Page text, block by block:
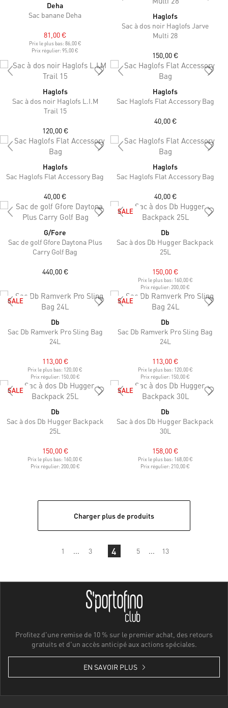
Deha
Sac banane Deha
81,00 €
Prix le plus bas: 86,00 €
Prix régulier:95,00 €
Haglofs
Sac à dos noir Haglofs Jarve
Multi 28
150,00 €
Haglofs
Sac à dos noir Haglofs L.I.M
Trail 15
120,00 €
Haglofs
Sac Haglofs Flat Accessory Bag
40,00 €
Haglofs
Sac Haglofs Flat Accessory Bag
40,00 €
Haglofs
Sac Haglofs Flat Accessory Bag
40,00 €
G/Fore
Sac de golf Gfore Daytona Plus
Carry Golf Bag
440,00 €
SALE
Db
Sac à dos Db Hugger Backpack
25L
150,00 €
Prix le plus bas: 160,00 €
Prix régulier:200,00 €
SALE
Db
Sac Db Ramverk Pro Sling Bag
24L
113,00 €
Prix le plus bas: 120,00 €
Prix régulier: 150,00 €
SALE
Db
Sac Db Ramverk Pro Sling Bag
24L
113,00 €
Prix le plus bas: 120,00 €
Prix régulier: 150,00 €
SALE
Db
Sac à dos Db Hugger Backpack
25L
150,00 €
Prix le plus bas: 160,00 €
Prix régulier: 200,00 €
SALE
Db
Sac à dos Db Hugger Backpack
30L
158,00 €
Prix le plus bas: 168,00 €
Prix régulier:210,00 €
Charger plus de produits
1 ... 3 4 5 ... 13
Profitez d'une remise de 10 % sur le premier achat, des retours
gratuits et d'un accès anticipé aux actions spéciales.
EN SAVOIR PLUS